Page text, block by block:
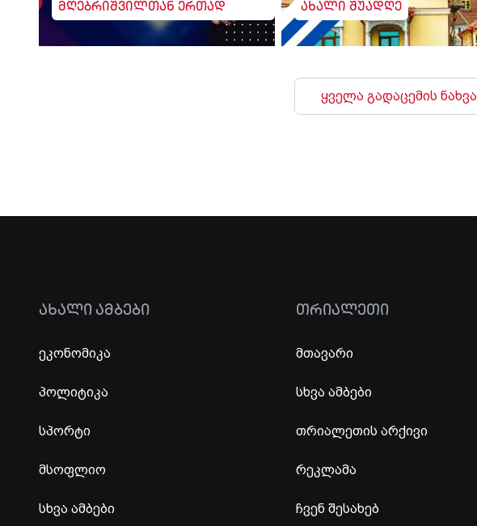
მღებრიშვილთან ერთად
ახალი შუადღე
ყველა გადაცემის ნახვა
ᲐᲮᲐᲚᲘ ᲐᲛᲑᲔᲑᲘ
ეკონომიკა
პოლიტიკა
სპორტი
მსოფლიო
სხვა ამბები
ᲗᲠᲘᲐᲚᲔᲗᲘ
მთავარი
სხვა ამბები
თრიალეთის არქივი
რეკლამა
ჩვენ შესახებ